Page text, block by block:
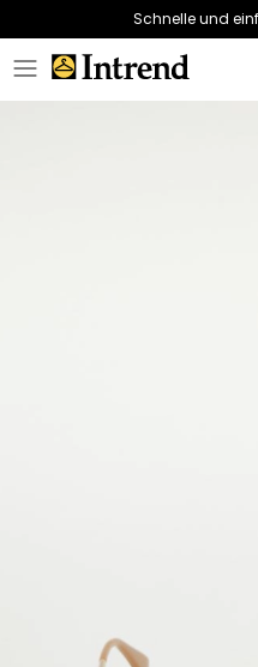
Schnelle und